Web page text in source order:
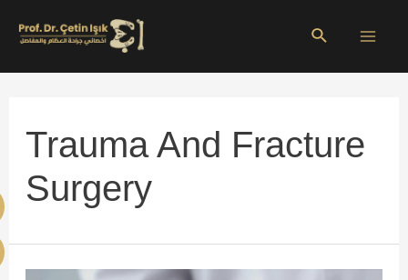
content
Search
Trauma And Fracture
Surgery